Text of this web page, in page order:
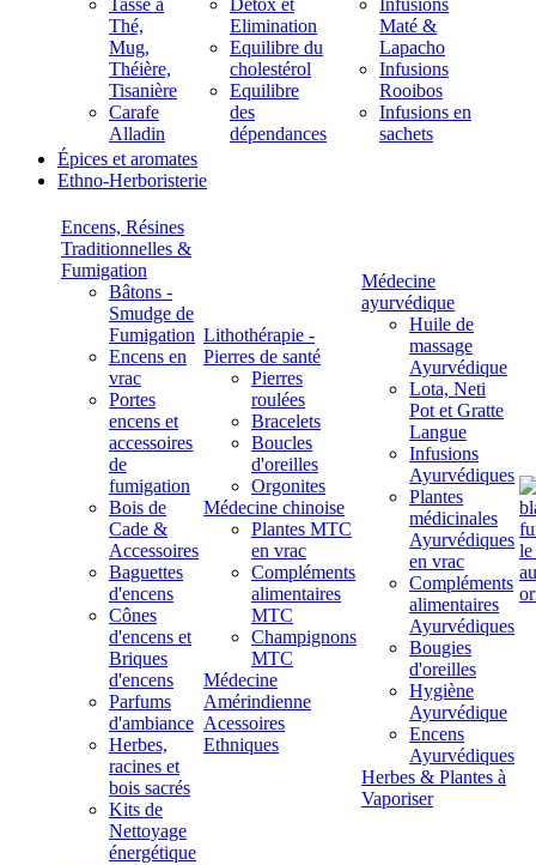
Tasse à
Thé,
Mug,
Théière,
Tisanière
Carafe
Alladin
Détox et
Elimination
Equilibre du
cholestérol
Equilibre
des
dépendances
Infusions
Maté &
Lapacho
Infusions
Rooibos
Infusions en
sachets
Épices et aromates
Ethno-Herboristerie
Encens, Résines
Traditionnelles &
Fumigation
Bâtons -
Smudge de
Fumigation
Encens en
vrac
Portes
encens et
accessoires
de
fumigation
Bois de
Cade &
Accessoires
Baguettes
d'encens
Cônes
d'encens et
Briques
d'encens
Parfums
d'ambiance
Herbes,
racines et
bois sacrés
Kits de
Nettoyage
énergétique
Lithothérapie -
Pierres de santé
Pierres
roulées
Bracelets
Boucles
d'oreilles
Orgonites
Médecine chinoise
Plantes MTC
en vrac
Compléments
alimentaires
MTC
Champignons
MTC
Médecine
Amérindienne
Acessoires
Ethniques
Médecine
ayurvédique
Huile de
massage
Ayurvédique
Lota, Neti
Pot et Gratte
Langue
Infusions
Ayurvédiques
Plantes
médicinales
Ayurvédiques
en vrac
Compléments
alimentaires
Ayurvédiques
Bougies
d'oreilles
Hygiène
Ayurvédique
Encens
Ayurvédiques
Herbes & Plantes à
Vaporiser